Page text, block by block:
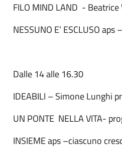
FILO MIND LAND - Beatrice
NESSUNO E’ ESCLUSO
Dalle 14 alle 16.30
IDEABILI – Simone Lunghi
UN PONTE NELLA VITA-
INSIEME aps –ciascuno